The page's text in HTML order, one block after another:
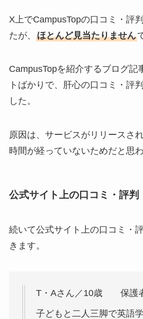
X上でCampusTopの口コミ・評
たが、 ほとんど見当たりません
CampusTopを紹介するブログ記
トばかりで、肝心の口コミ・評
した。
原因は、サービスがリリースさ
時間が経っていないためだと思わ
公式サイト上の口コミ・評判
続いて公式サイト上の口コミ・
きます。
T・Aさん／10歳 保護
子どもと二人三脚で英語